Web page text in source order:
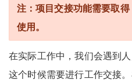
注：项目交接功能需要取
使用。
在实际工作中，我们会遇到
这个时候需要进行工作交接